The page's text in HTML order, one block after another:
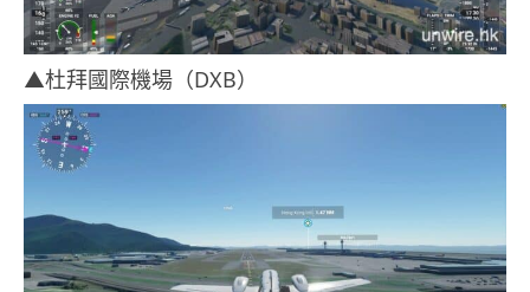
▲杜拜國際機場（DXB）